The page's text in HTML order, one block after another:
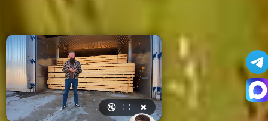
🔇 ⛶ ✖